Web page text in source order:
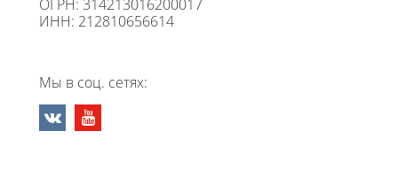
ОГРН: 314213016200017
ИНН: 212810656614
Мы в соц. сетях: